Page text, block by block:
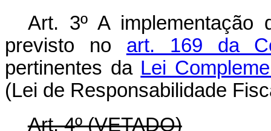
Art. 3º A
previsto no art. 169 da
pertinentes da Lei
(Lei de Responsabilidade
Art. 4º (VETADO)